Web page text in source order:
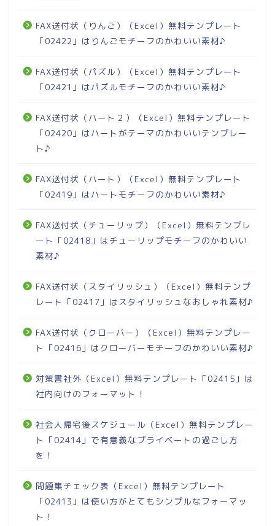
FAX送付状（りんご）（Excel）無料テンプレート
「02422」はりんごモチーフのかわいい素材♪
FAX送付状（パズル）（Excel）無料テンプレート
「02421」はパズルモチーフのかわいい素材♪
FAX送付状（ハート２）（Excel）無料テンプレート
「02420」はハートがテーマのかわいいテンプレー
ト♪
FAX送付状（ハート）（Excel）無料テンプレート
「02419」はハートモチーフのかわいい素材♪
FAX送付状（チューリップ）（Excel）無料テンプレ
ート「02418」はチューリップモチーフのかわいい
素材♪
FAX送付状（スタイリッシュ）（Excel）無料テンプ
レート「02417」はスタイリッシュなおしゃれ素材♪
FAX送付状（クローバー）（Excel）無料テンプレー
ト「02416」はクローバーモチーフのかわいい素材♪
対策書社外（Excel）無料テンプレート「02415」は
社内向けのフォーマット！
社会人帰宅後スケジュール（Excel）無料テンプレー
ト「02414」で有意義なプライベートの過ごし方
を！
問題集チェック表（Excel）無料テンプレート
「02413」は使い方がとてもシンプルなフォーマッ
ト！